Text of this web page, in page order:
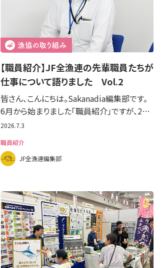
【職員紹介】JF全漁連の先輩職員たちが
仕事について語りました Vol.2
皆さん、こんにちは。Sakanadia編集部です。
6月から始まりました「職員紹介」ですが、2…
2026.7.3
職員紹介
JF全漁連編集部